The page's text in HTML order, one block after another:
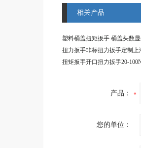
相关产品
扭力扳手非标扭力扳手定制上
产品：
您的单位：